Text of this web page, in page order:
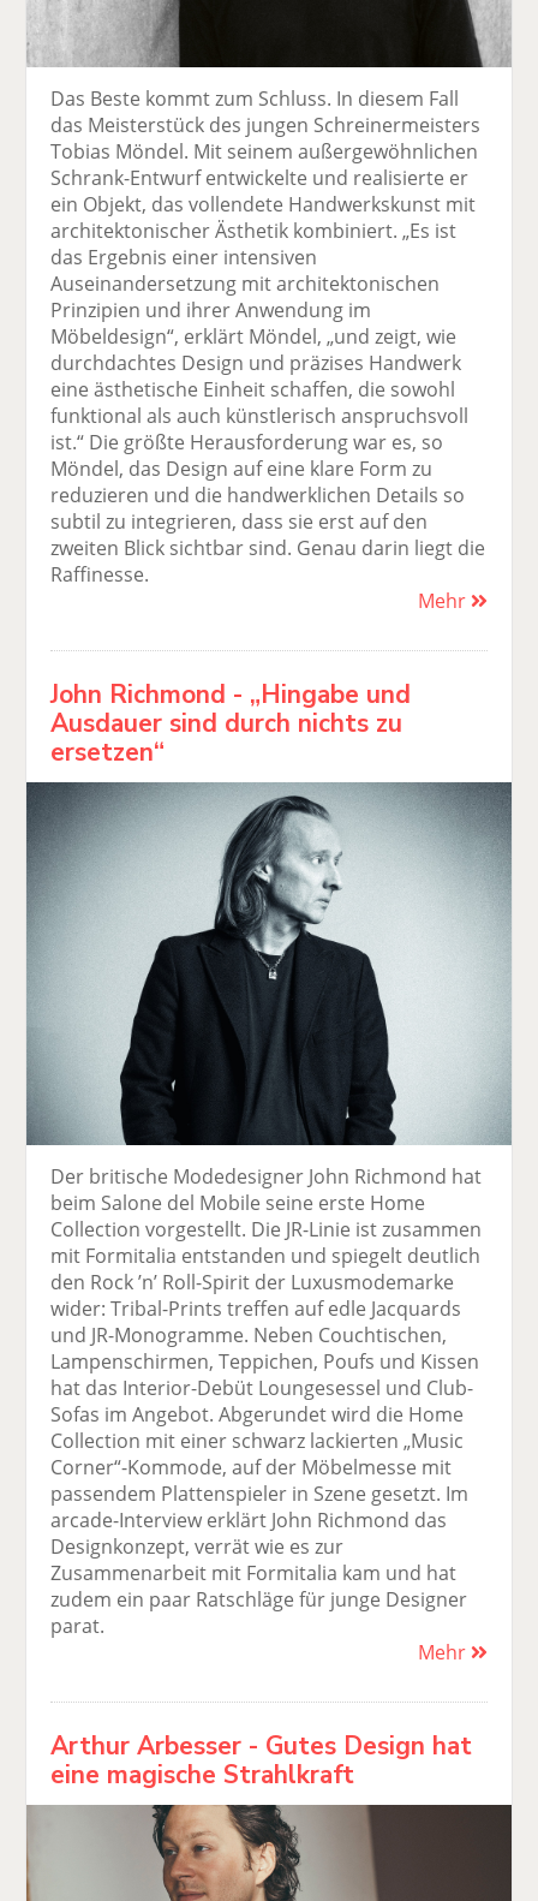
Das Beste kommt zum Schluss. In diesem Fall
das Meisterstück des jungen Schreinermeisters
Tobias Möndel. Mit seinem außergewöhnlichen
Schrank-Entwurf entwickelte und realisierte er
ein Objekt, das vollendete Handwerkskunst mit
architektonischer Ästhetik kombiniert. „Es ist
das Ergebnis einer intensiven
Auseinandersetzung mit architektonischen
Prinzipien und ihrer Anwendung im
Möbeldesign“, erklärt Möndel, „und zeigt, wie
durchdachtes Design und präzises Handwerk
eine ästhetische Einheit schaffen, die sowohl
funktional als auch künstlerisch anspruchsvoll
ist.“ Die größte Herausforderung war es, so
Möndel, das Design auf eine klare Form zu
reduzieren und die handwerklichen Details so
subtil zu integrieren, dass sie erst auf den
zweiten Blick sichtbar sind. Genau darin liegt die
Raffinesse.
Mehr
John Richmond - „Hingabe und
Ausdauer sind durch nichts zu
ersetzen“
Der britische Modedesigner John Richmond hat
beim Salone del Mobile seine erste Home
Collection vorgestellt. Die JR-Linie ist zusammen
mit Formitalia entstanden und spiegelt deutlich
den Rock ’n’ Roll-Spirit der Luxusmodemarke
wider: Tribal-Prints treffen auf edle Jacquards
und JR-Monogramme. Neben Couchtischen,
Lampenschirmen, Teppichen, Poufs und Kissen
hat das Interior-Debüt Loungesessel und Club-
Sofas im Angebot. Abgerundet wird die Home
Collection mit einer schwarz lackierten „Music
Corner“-Kommode, auf der Möbelmesse mit
passendem Plattenspieler in Szene gesetzt. Im
arcade-Interview erklärt John Richmond das
Designkonzept, verrät wie es zur
Zusammenarbeit mit Formitalia kam und hat
zudem ein paar Ratschläge für junge Designer
parat.
Mehr
Arthur Arbesser - Gutes Design hat
eine magische Strahlkraft